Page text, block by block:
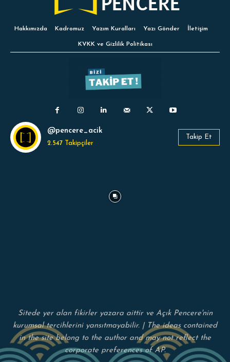
Hakkımızda Kadromuz Yazım Kuralları Yazı Gönder İletişim
KVKK ve Gizlilik Politikası
@pencere_acik
2.547 Takipçiler
Takip Et
Sitede yer alan fikirler yazara aittir ve Açık Pencere'nin
kurumsal tercihlerini yansıtmayabilir. | The ideas contained
in the site belong to the author and may not reflect the
corporate preferences of AP.